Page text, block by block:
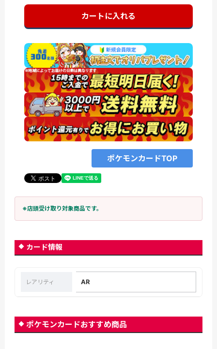
カートに入れる
ポケモンカードTOP
※店頭受け取り対象商品です。
カード情報
レアリティ AR
ポケモンカードおすすめ商品